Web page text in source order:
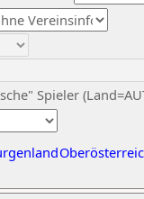
Spieler